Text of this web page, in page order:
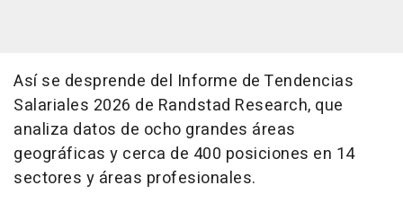
Así se desprende del Informe de Tendencias
Salariales 2026 de Randstad Research, que
analiza datos de ocho grandes áreas
geográficas y cerca de 400 posiciones en 14
sectores y áreas profesionales.